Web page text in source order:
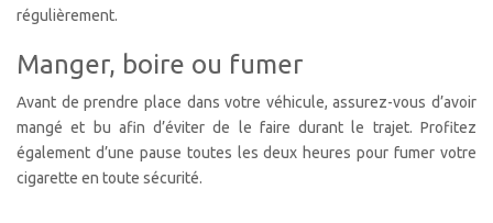
régulièrement.
Manger, boire ou fumer
Avant de prendre place dans votre véhicule, assurez-vous d’avoir
mangé et bu afin d’éviter de le faire durant le trajet. Profitez
également d’une pause toutes les deux heures pour fumer votre
cigarette en toute sécurité.